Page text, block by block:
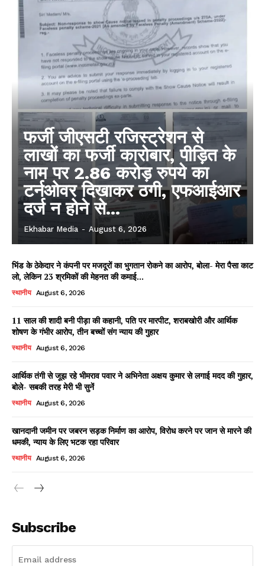
फर्जी जीएसटी रजिस्ट्रेशन से
लाखों का फर्जी कारोबार, पीड़ित के
नाम पर 2.86 करोड़ रुपये का
टर्नओवर दिखाकर ठगी, एफआईआर
दर्ज न होने से...
Ekhabar Media - August 6, 2026
भिंड के ठेकेदार ने कंपनी पर मजदूरों का भुगतान रोकने का आरोप, बोला- मेरा पैसा काट
लो, लेकिन 23 श्रमिकों की मेहनत की कमाई...
स्थानीय August 6, 2026
11 साल की शादी बनी पीड़ा की कहानी, पति पर मारपीट, शराबखोरी और आर्थिक
शोषण के गंभीर आरोप, तीन बच्चों संग न्याय की गुहार
स्थानीय August 6, 2026
आर्थिक तंगी से जूझ रहे भीमराव पवार ने अभिनेता अक्षय कुमार से लगाई मदद की गुहार,
बोले- सबकी तरह मेरी भी सुनें
स्थानीय August 6, 2026
खानदानी जमीन पर जबरन सड़क निर्माण का आरोप, विरोध करने पर जान से मारने की
धमकी, न्याय के लिए भटक रहा परिवार
स्थानीय August 6, 2026
Subscribe